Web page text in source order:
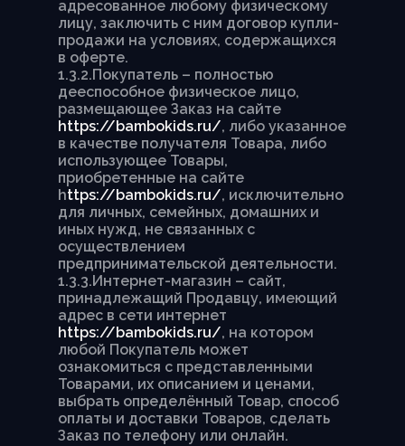
адресованное любому физическому
лицу, заключить с ним договор купли-
продажи на условиях, содержащихся
в оферте.
1.3.2.Покупатель – полностью
дееспособное физическое лицо,
размещающее Заказ на сайте
https://bambokids.ru/, либо указанное
в качестве получателя Товара, либо
использующее Товары,
приобретенные на сайте
https://bambokids.ru/, исключительно
для личных, семейных, домашних и
иных нужд, не связанных с
осуществлением
предпринимательской деятельности.
1.3.3.Интернет-магазин – сайт,
принадлежащий Продавцу, имеющий
адрес в сети интернет
https://bambokids.ru/, на котором
любой Покупатель может
ознакомиться с представленными
Товарами, их описанием и ценами,
выбрать определённый Товар, способ
оплаты и доставки Товаров, сделать
Заказ по телефону или онлайн.